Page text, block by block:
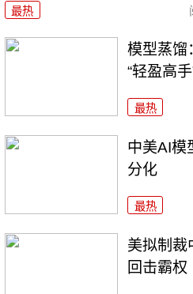
最热
模型蒸馏
“轻盈高手
最热
中美AI模
分化
最热
美拟制裁
回击霸权